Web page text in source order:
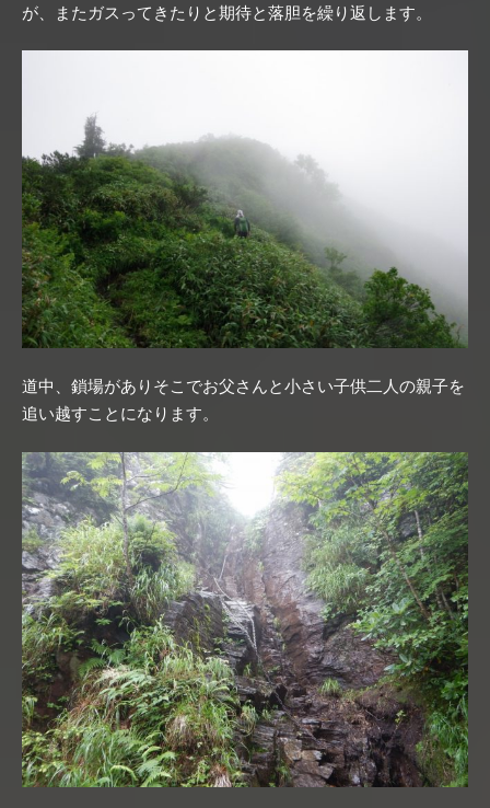
が、またガスってきたりと期待と落胆を繰り返します。
道中、鎖場がありそこでお父さんと小さい子供二人の親子を
追い越すことになります。